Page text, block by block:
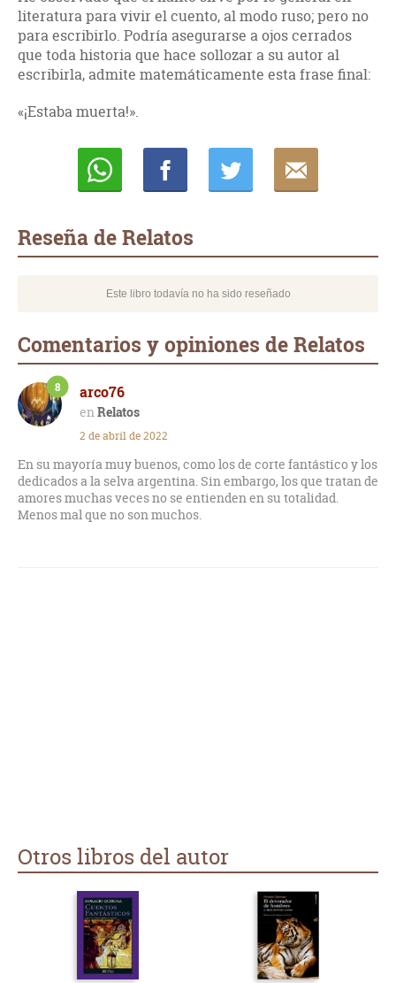
literatura para vivir el cuento, al modo ruso; pero no
para escribirlo. Podría asegurarse a ojos cerrados
que toda historia que hace sollozar a su autor al
escribirla, admite matemáticamente esta frase final:
«¡Estaba muerta!».
Reseña de Relatos
Este libro todavía no ha sido reseñado
Comentarios y opiniones de Relatos
arco76
Relatos
8
2 de abril de 2022
En su mayoría muy buenos, como los de corte fantástico y los
dedicados a la selva argentina. Sin embargo, los que tratan de
amores muchas veces no se entienden en su totalidad.
Menos mal que no son muchos.
Otros libros del autor